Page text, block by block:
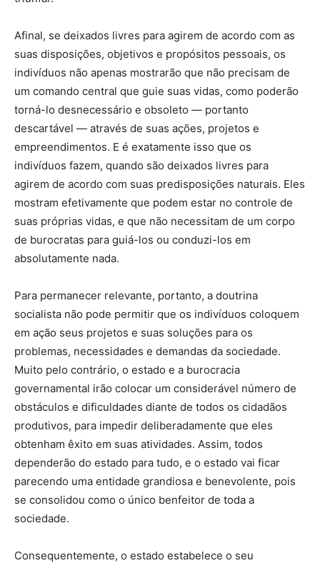
Afinal, se deixados livres para agirem de acordo com as
suas disposições, objetivos e propósitos pessoais, os
indivíduos não apenas mostrarão que não precisam de
um comando central que guie suas vidas, como poderão
torná-lo desnecessário e obsoleto — portanto
descartável — através de suas ações, projetos e
empreendimentos. E é exatamente isso que os
indivíduos fazem, quando são deixados livres para
agirem de acordo com suas predisposições naturais. Eles
mostram efetivamente que podem estar no controle de
suas próprias vidas, e que não necessitam de um corpo
de burocratas para guiá-los ou conduzi-los em
absolutamente nada.
Para permanecer relevante, portanto, a doutrina
socialista não pode permitir que os indivíduos coloquem
em ação seus projetos e suas soluções para os
problemas, necessidades e demandas da sociedade.
Muito pelo contrário, o estado e a burocracia
governamental irão colocar um considerável número de
obstáculos e dificuldades diante de todos os cidadãos
produtivos, para impedir deliberadamente que eles
obtenham êxito em suas atividades. Assim, todos
dependerão do estado para tudo, e o estado vai ficar
parecendo uma entidade grandiosa e benevolente, pois
se consolidou como o único benfeitor de toda a
sociedade.
Consequentemente, o estado estabelece o seu